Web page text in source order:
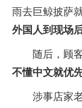
雨去巨鲸披萨
外国人到现场
随后，顾
不懂中文就优
涉事店家